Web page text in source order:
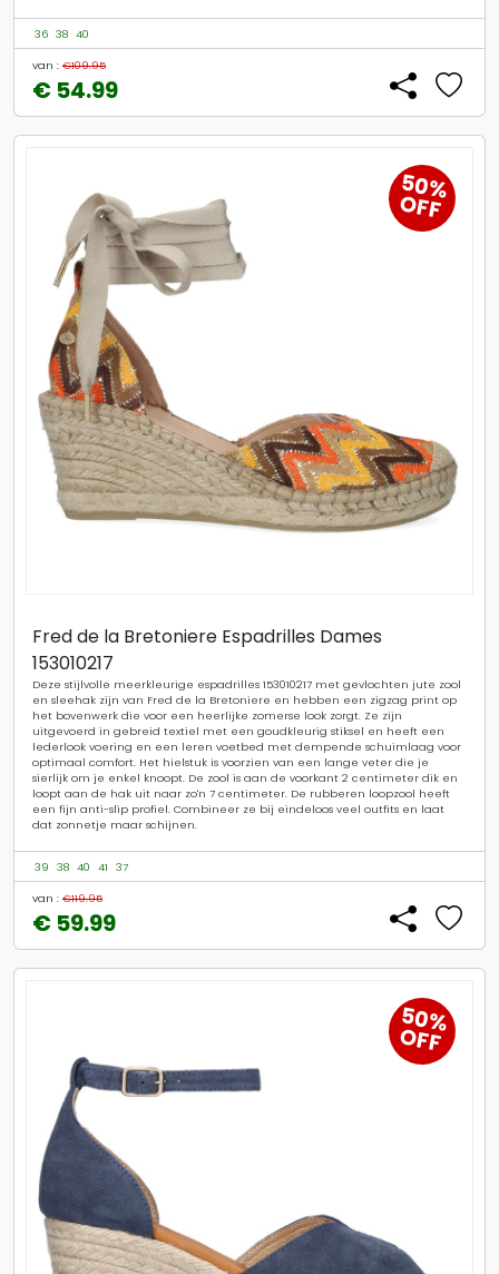
36 38 40
van : €109.95
€ 54.99
50%
OFF
Fred de la Bretoniere Espadrilles Dames
153010217
Deze stijlvolle meerkleurige espadrilles 153010217 met gevlochten jute zool
en sleehak zijn van Fred de la Bretoniere en hebben een zigzag print op
het bovenwerk die voor een heerlijke zomerse look zorgt. Ze zijn
uitgevoerd in gebreid textiel met een goudkleurig stiksel en heeft een
lederlook voering en een leren voetbed met dempende schuimlaag voor
optimaal comfort. Het hielstuk is voorzien van een lange veter die je
sierlijk om je enkel knoopt. De zool is aan de voorkant 2 centimeter dik en
loopt aan de hak uit naar zo'n 7 centimeter. De rubberen loopzool heeft
een fijn anti-slip profiel. Combineer ze bij eindeloos veel outfits en laat
dat zonnetje maar schijnen.
39 38 40 41 37
van : €119.95
€ 59.99
50%
OFF